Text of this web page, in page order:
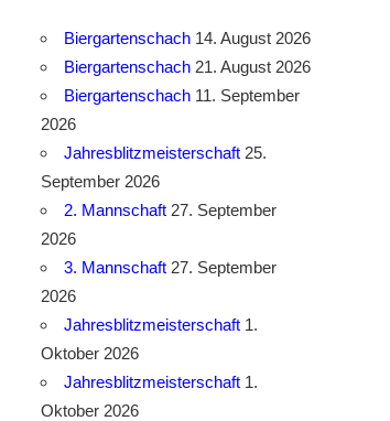
Biergartenschach14. August 2026
Biergartenschach21. August 2026
Biergartenschach11. September
2026
Jahresblitzmeisterschaft25.
September 2026
2. Mannschaft27. September
2026
3. Mannschaft27. September
2026
Jahresblitzmeisterschaft1.
Oktober 2026
Jahresblitzmeisterschaft1.
Oktober 2026